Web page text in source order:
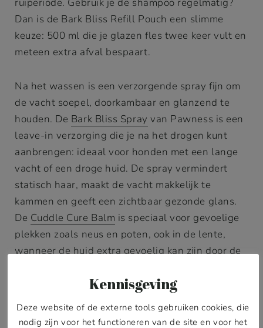
Dan is de Bark Bliss Refill Pouch een slimme
keuze: 500 ml die je glazen fles twee keer vult en
meteen extra afval bespaart.
Na het wassen is een verzorgende spray fijn om
de vacht soepel, doorkambaar en glanzend te
houden. De Bark Bliss Spray van Pawness is een
leave-in verzorging die je na het drogen kunt
aanbrengen: ideaal voor honden met een lange
vacht of een droge huid. De spray vermindert
statisch haar, maakt de vacht makkelijk te
kammen en geeft een zichtbaar gezonde glans.
De Cuddle Cure Balm is speciaal voor gevoelige
plekken zoals neus en poten, ook in de lente,
wanneer de huid extra gevoelig kan zijn door de
omstandigheden buiten.Kennisgeving
Deze website of de externe tools gebruiken cookies, die
nodig zijn voor het functioneren van de site en voor het